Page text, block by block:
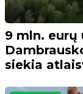
9 mln. eurų
siekia